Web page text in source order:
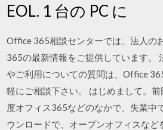
EOL. 1 台の PC に
Office 365相談センターでは、法人の
365の最新情報をご提供しています。
やご利用についての質問は、Office
軽にご相談下さい。 はじめまして。
度オフィス365などのなかで、失業中
ウンロードで、オープンオフィスなど